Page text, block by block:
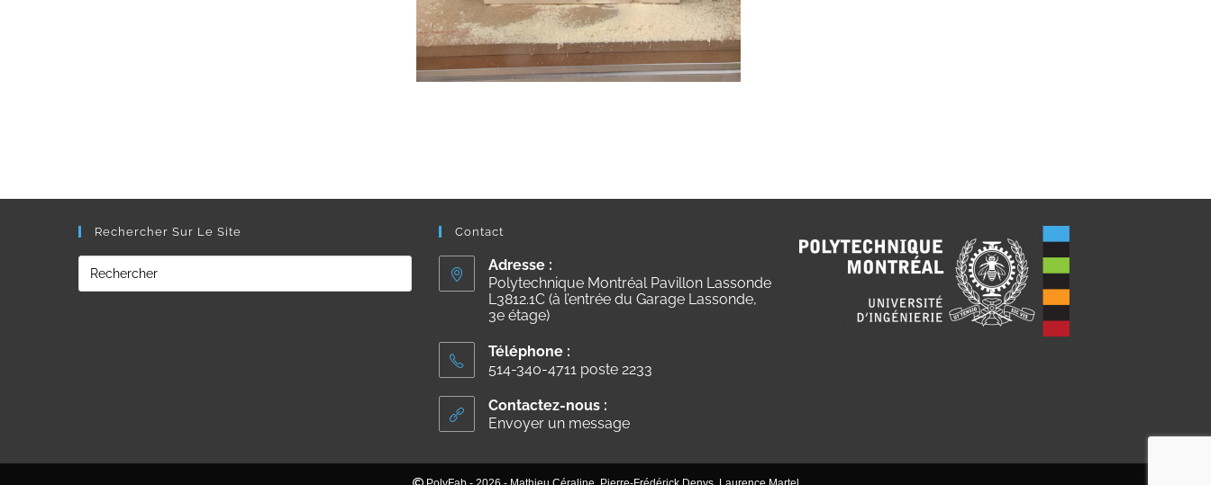
Rechercher Sur Le Site Contact
Adresse :
Polytechnique Montréal Pavillon Lassonde
L3812.1C (à l’entrée du Garage Lassonde,
3e étage)
Téléphone :
514-340-4711 poste 2233
Contactez-nous :
Envoyer un message